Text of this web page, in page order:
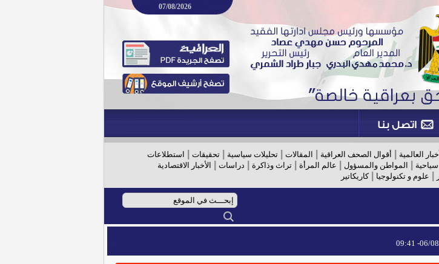
07/08/2026
العالمية أقوال الصحف العراقية المقالات تحليلات سياسية تحقيقات
استطلاعات
المواطن والمسؤول عالم المرأة |تراث وذاكرة دراسات
الأخبار الاقتصادية
علوم و تكنولوجيا |كاريكاتير
06/08/
06/08/